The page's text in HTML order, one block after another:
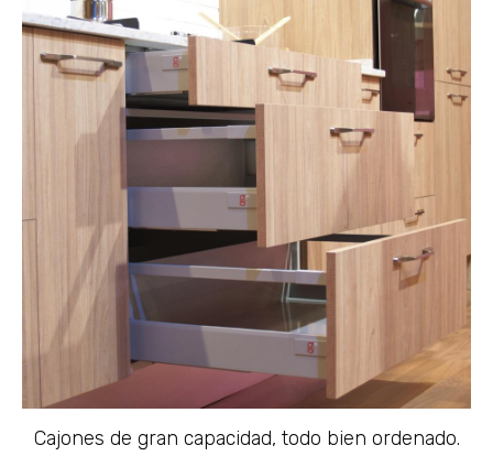
Cajones de gran capacidad, todo bien ordenado.